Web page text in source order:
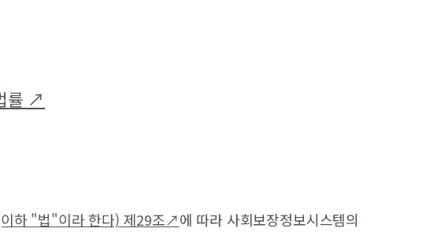
률 ↗
이하 "법"이라 한다) 제29조↗에 따라 사회보장정보시스템의